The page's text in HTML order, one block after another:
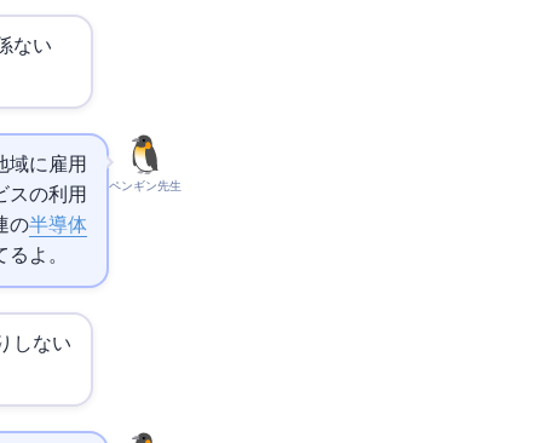
ない
ペンギン先生
域に雇用
スの利用
の半導体
よ。
しない